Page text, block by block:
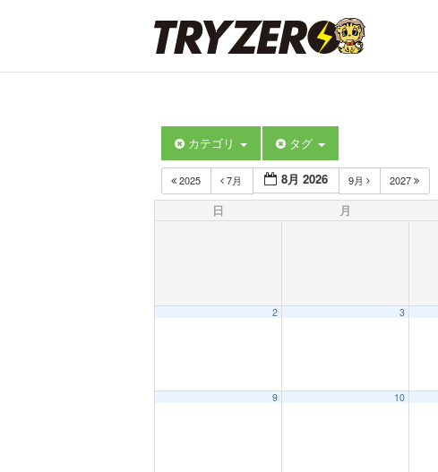
カテゴリ タグ
2025 7月 8月 2026 9月 2027
日 月
2 3
9 10